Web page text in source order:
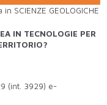
SCIENZE GEOLOGICHE
IN TECNOLOGIE PER
(int. 3929) e-